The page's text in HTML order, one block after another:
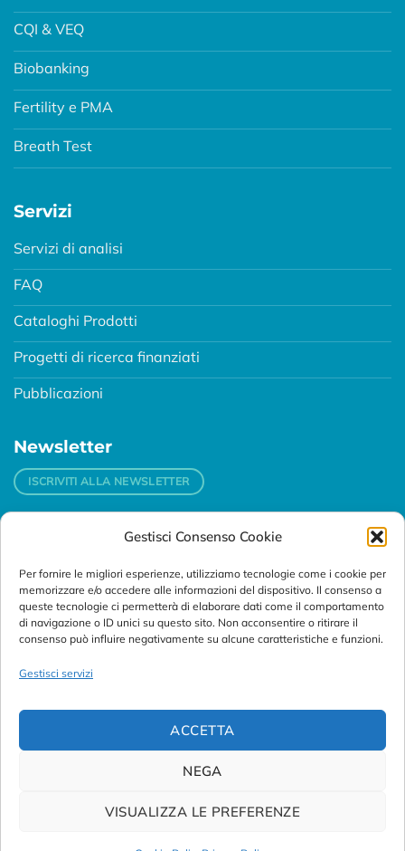
Gestisci Consenso Cookie
Per fornire le migliori esperienze, utilizziamo tecnologie come i cookie per
memorizzare e/o accedere alle informazioni del dispositivo. Il consenso a
queste tecnologie ci permetterà di elaborare dati come il comportamento
di navigazione o ID unici su questo sito. Non acconsentire o ritirare il
consenso può influire negativamente su alcune caratteristiche e funzioni.
Gestisci servizi
ACCETTA
NEGA
VISUALIZZA LE PREFERENZE
CQI & VEQ
Biobanking
Fertility e PMA
Breath Test
Servizi
Servizi di analisi
FAQ
Cataloghi Prodotti
Progetti di ricerca finanziati
Pubblicazioni
Newsletter
ISCRIVITI ALLA NEWSLETTER
Padova
Via Svizzera, 16 - 35127 Padova (Italy)
Tel:
+39 049 76 16 98
Telefax: +39 049 870 95 10
Email: customersupport@abanalitica.it
© Copyright 2023/2026AB ANALITICA s.r.l.